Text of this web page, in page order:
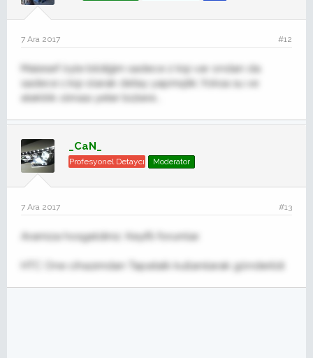
7 Ara 2017 #12
Malesef öyle bildiğim sadece 2 kişi var ondan da
sadece 1 kişi olarak detay yapmıştık..Yoksa su ve
elektrik olması yeter bizlere...
_CaN_
Profesyonel Detaycı Moderator
7 Ara 2017 #13
Aramiza hosgeldiniz. Keyifli forumlar.
HTC One cihazımdan Tapatalk kullanılarak gönderildi